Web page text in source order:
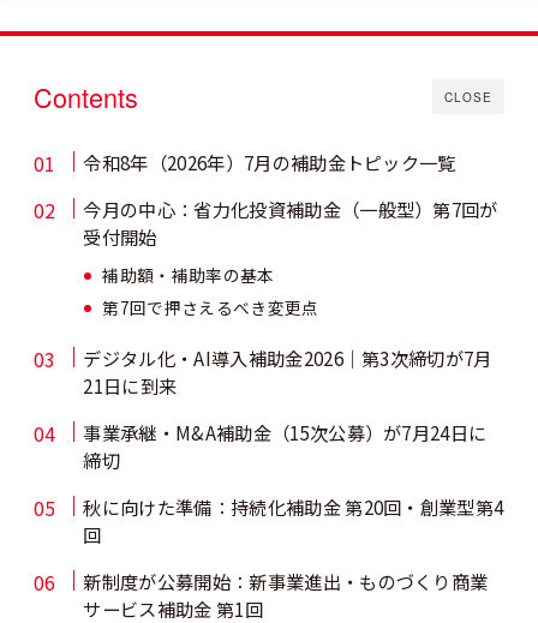
CLOSE
Contents
令和8年（2026年）7月の補助金トピック一覧
今月の中心：省力化投資補助金（一般型）第7回が
受付開始
補助額・補助率の基本
第7回で押さえるべき変更点
デジタル化・AI導入補助金2026｜第3次締切が7月
21日に到来
事業承継・M&A補助金（15次公募）が7月24日に
締切
秋に向けた準備：持続化補助金 第20回・創業型第4
回
新制度が公募開始：新事業進出・ものづくり商業
サービス補助金 第1回